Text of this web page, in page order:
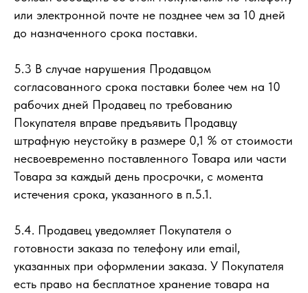
или электронной почте не позднее чем за 10 дней
до назначенного срока поставки.
5.3 В случае нарушения Продавцом
согласованного срока поставки более чем на 10
рабочих дней Продавец по требованию
Покупателя вправе предъявить Продавцу
штрафную неустойку в размере 0,1 % от стоимости
несвоевременно поставленного Товара или части
Товара за каждый день просрочки, с момента
истечения срока, указанного в п.5.1.
5.4. Продавец уведомляет Покупателя о
готовности заказа по телефону или email,
указанных при оформлении заказа. У Покупателя
есть право на бесплатное хранение товара на